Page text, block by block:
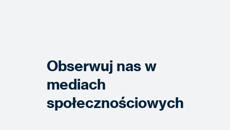
Obserwuj nas w
mediach
społecznościowych